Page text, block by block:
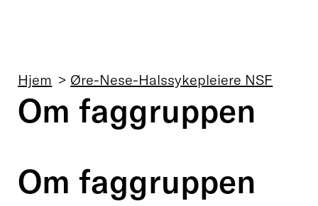
Navigasjonssti
Hjem Øre-Nese-Halssykepleiere NSF
Om faggruppen
Om faggruppen